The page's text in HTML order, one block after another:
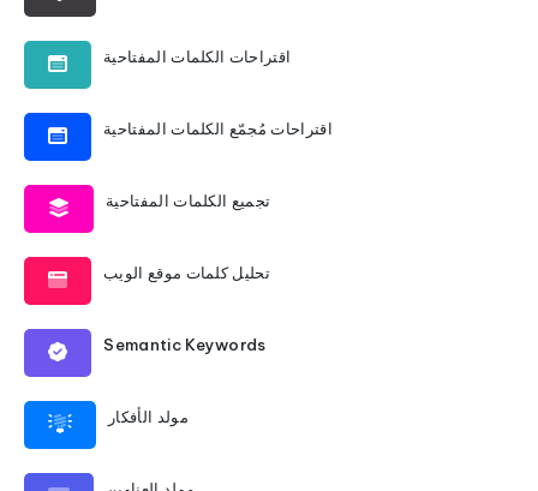
اقتراحات الكلمات المفتاحية
اقتراحات مُجمّع الكلمات المفتاحية
تجميع الكلمات المفتاحية
تحليل كلمات موقع الويب
Semantic Keywords
مولد الأفكار